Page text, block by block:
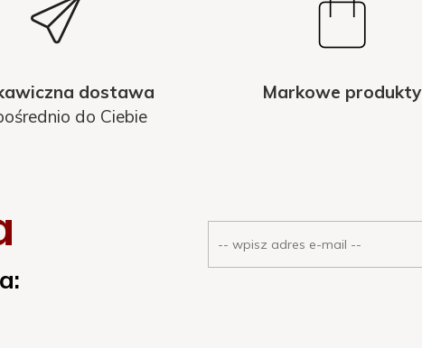
8218, 8710, 8715, 8720, 8725, 8728, 8730, 8740.
dostawa
do Ciebie
Markowe produkty